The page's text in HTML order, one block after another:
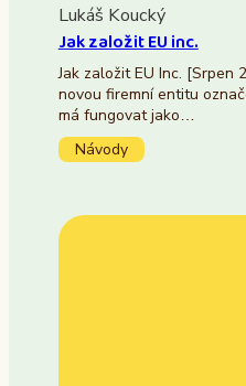
Lukáš Koucký
Jak založit EU inc.
Jak založit EU Inc. [Srpen
novou firemní entitu
má fungovat jako…
Návody